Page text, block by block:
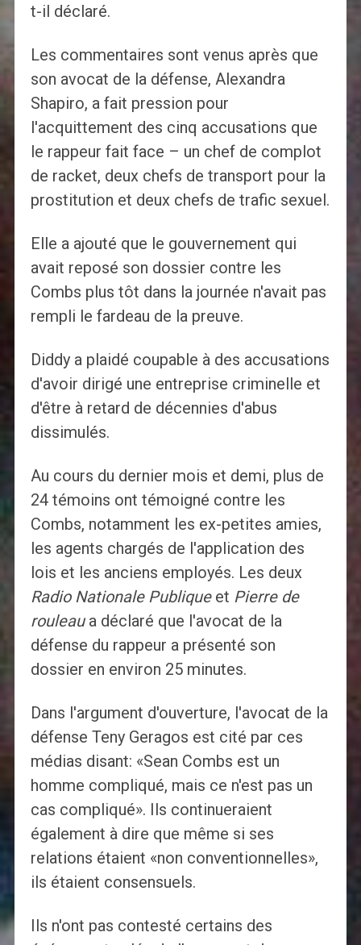
t-il déclaré.
Les commentaires sont venus après que
son avocat de la défense, Alexandra
Shapiro, a fait pression pour
l'acquittement des cinq accusations que
le rappeur fait face – un chef de complot
de racket, deux chefs de transport pour la
prostitution et deux chefs de trafic sexuel.
Elle a ajouté que le gouvernement qui
avait reposé son dossier contre les
Combs plus tôt dans la journée n'avait pas
rempli le fardeau de la preuve.
Diddy a plaidé coupable à des accusations
d'avoir dirigé une entreprise criminelle et
d'être à retard de décennies d'abus
dissimulés.
Au cours du dernier mois et demi, plus de
24 témoins ont témoigné contre les
Combs, notamment les ex-petites amies,
les agents chargés de l'application des
lois et les anciens employés. Les deux
Radio Nationale Publiqueet Pierre de
rouleaua déclaré que l'avocat de la
défense du rappeur a présenté son
dossier en environ 25 minutes.
Dans l'argument d'ouverture, l'avocat de la
défense Teny Geragos est cité par ces
médias disant: «Sean Combs est un
homme compliqué, mais ce n'est pas un
cas compliqué». Ils continueraient
également à dire que même si ses
relations étaient «non conventionnelles»,
ils étaient consensuels.
Ils n'ont pas contesté certains des